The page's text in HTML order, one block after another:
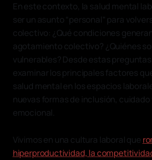
En este contexto, la salud mental
ser un asunto “personal” para
colectivo: ¿Qué condiciones
agotamiento colectivo? ¿Quiénes
vulnerables? Desde estas
examinar los principales factores
salud mental en los espacios
nuevas formas de inclusión,
emocional.
Vivimos en una cultura laboral que
hiperproductividad, la